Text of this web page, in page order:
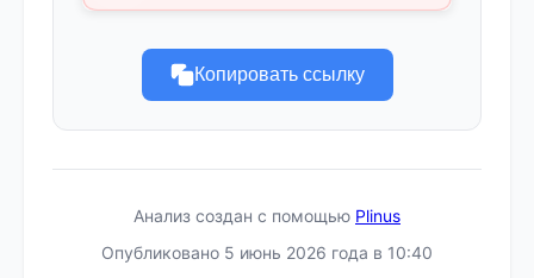
Копировать ссылку
Анализ создан с помощью Plinus
Опубликовано 5 июнь 2026 года в 10:40